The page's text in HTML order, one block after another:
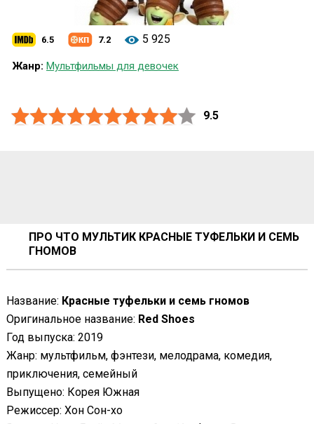
6.5 7.2 5 925
Жанр: Мультфильмы для девочек
9.5
ПРО ЧТО МУЛЬТИК КРАСНЫЕ ТУФЕЛЬКИ И СЕМЬ
ГНОМОВ
Название: Красные туфельки и семь гномов
Оригинальное название: Red Shoes
Год выпуска: 2019
Жанр: мультфильм, фэнтези, мелодрама, комедия,
приключения, семейный
Выпущено: Корея Южная
Режиссер: Хон Сон-хо